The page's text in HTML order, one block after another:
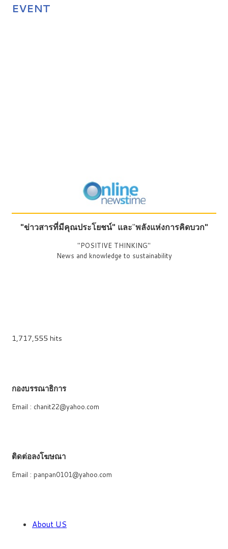
EVENT
"ข่าวสารที่มีคุณประโยชน์" และ"พลังแห่งการคิดบวก"
"POSITIVE THINKING"
News and knowledge to sustainability
1,717,555 hits
กองบรรณาธิการ
Email : chanit22@yahoo.com
ติดต่อลงโฆษณา
Email : panpan0101@yahoo.com
About US